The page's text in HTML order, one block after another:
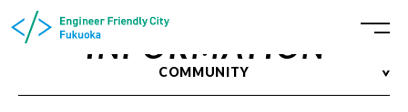
INFORMATION
COMMUNITY